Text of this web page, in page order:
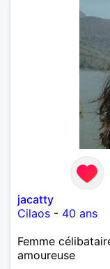
jacatty
Cilaos - 40 ans
Femme
amoureuse